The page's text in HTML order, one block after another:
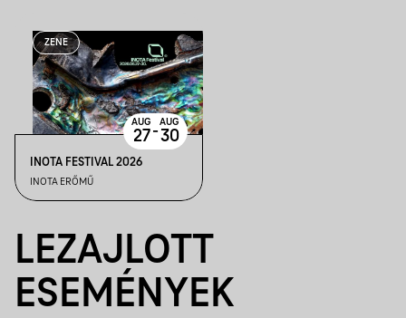
ZENE
INOTA FESTIVAL 2026
INOTA ERŐMŰ
AUG
27-AUG
30
LEZAJLOTT
ESEMÉNYEK